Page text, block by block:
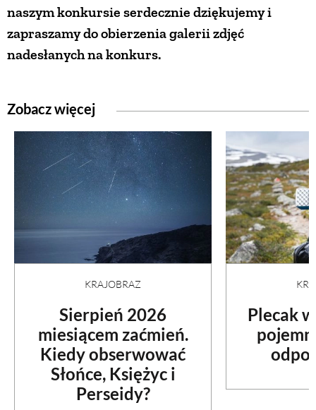
naszym konkursie serdecznie dziękujemy i
zapraszamy do obierzenia galerii zdjęć
nadesłanych na konkurs.
Zobacz więcej
KRAJOBRAZ
Sierpień 2026
miesiącem zaćmień.
Kiedy obserwować
Słońce, Księżyc i
Perseidy?
Plecak
PRZYSTAWKI
ZUPY
CIASTA I DESERY
DODATKI
PRZETWORY